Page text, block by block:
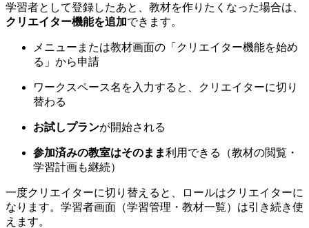
学習者として登録したあと、教材を作りたくなった場合は、
クリエイター機能を追加できます。
メニューまたは教材画面の「クリエイター機能を始め
る」から申請
ワークスペース名を入力すると、クリエイターに切り
替わる
お試しプランが開始される
参加済みの教室はそのまま利用できる（教材の閲覧・
学習計画も継続）
一度クリエイターに切り替えると、ロールはクリエイターに
なります。学習者画面（学習管理・教材一覧）は引き続き使
えます。